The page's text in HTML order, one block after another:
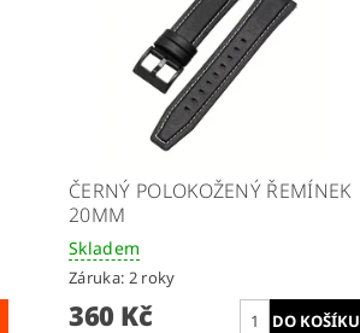
ČERNÝ POLOKOŽENÝ ŘEMÍNEK
20MM
Skladem
Záruka: 2 roky
360 Kč